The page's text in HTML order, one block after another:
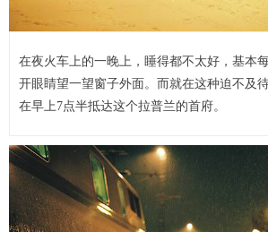
在夜火车上的一晚上，睡得都不太好，基本
开眼睛望一望窗子外面。而就在这种迫不及
在早上7点半抵达这个拉普兰的首府。